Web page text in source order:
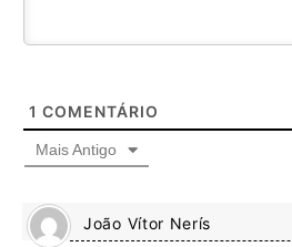
1 COMENTÁRIO
Mais Antigo
João Vítor Nerís